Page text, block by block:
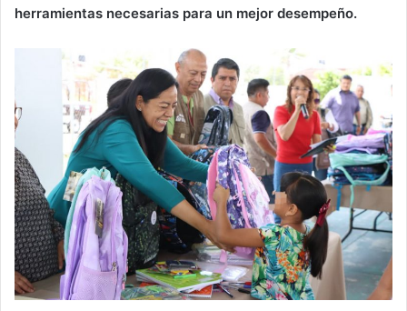
herramientas necesarias para un mejor desempeño.